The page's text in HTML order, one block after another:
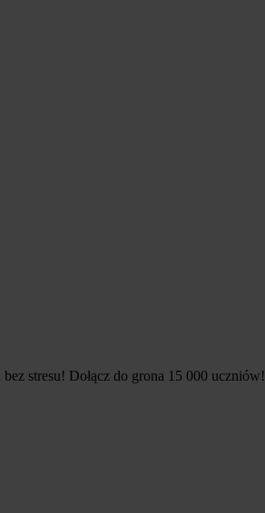
stresu! Dołącz do grona 15 000 uczniów!